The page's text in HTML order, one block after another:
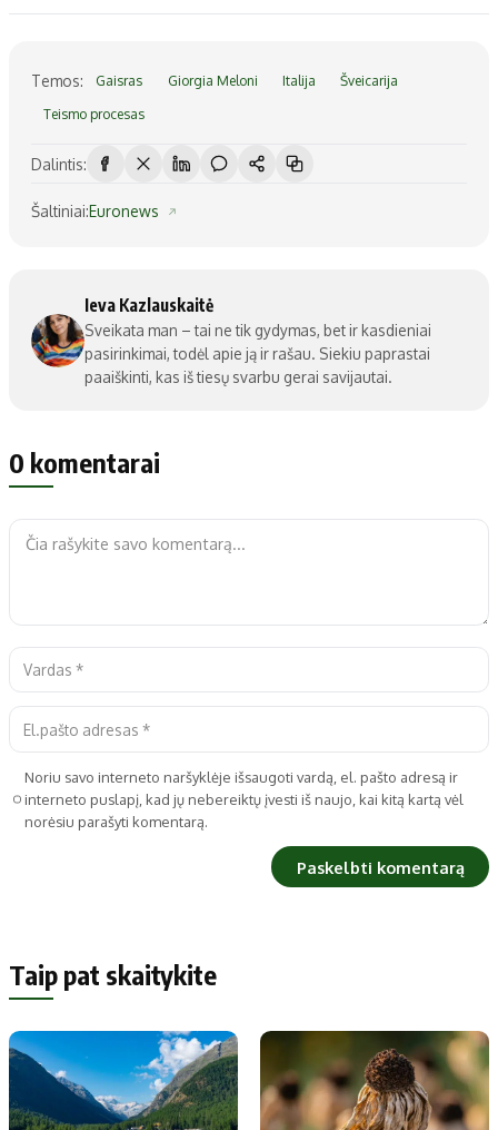
Temos: Gaisras Giorgia Meloni Italija Šveicarija
Teismo procesas
Dalintis:
Šaltiniai:Euronews
Ieva Kazlauskaitė
Sveikata man – tai ne tik gydymas, bet ir kasdieniai
pasirinkimai, todėl apie ją ir rašau. Siekiu paprastai
paaiškinti, kas iš tiesų svarbu gerai savijautai.
0 komentarai
Noriu savo interneto naršyklėje išsaugoti vardą, el. pašto adresą ir
interneto puslapį, kad jų nebereiktų įvesti iš naujo, kai kitą kartą vėl
norėsiu parašyti komentarą.
Taip pat skaitykite